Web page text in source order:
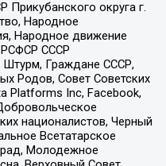
Прикубанского округа г.
Народное
Народное движение
РСФСР СССР
Штурм, Граждане СССР,
Родов, Совет Советских
Platforms Inc, Facebook,
националистов, Черный
Всетатарское
Молодежное